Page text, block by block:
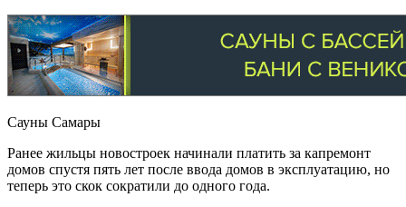
Сауны Самары
Ранее жильцы новостроек начинали платить за капремонт
домов спустя пять лет после ввода домов в эксплуатацию, но
теперь это скок сократили до одного года.